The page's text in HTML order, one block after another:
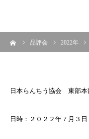
品評会 2022年
日本らんちう協会 東部
日時：２０２２年７月